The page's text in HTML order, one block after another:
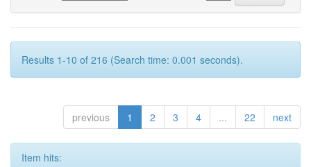
Results 1-10 of 216 (Search time: 0.001 seconds).
previous 1 2 3 4 ... 22 next
Item hits: